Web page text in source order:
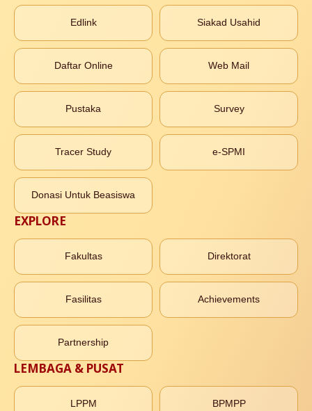
Edlink Siakad Usahid
Daftar Online Web Mail
Pustaka Survey
Tracer Study e-SPMI
Donasi Untuk Beasiswa
EXPLORE
Fakultas Direktorat
Fasilitas Achievements
Partnership
LEMBAGA & PUSAT
LPPM BPMPP